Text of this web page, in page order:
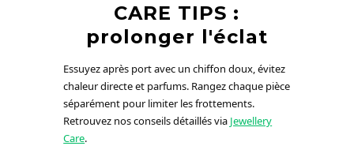
CARE TIPS :
prolonger l'éclat
Essuyez après port avec un chiffon doux, évitez
chaleur directe et parfums. Rangez chaque pièce
séparément pour limiter les frottements.
Retrouvez nos conseils détaillés via Jewellery
Care.